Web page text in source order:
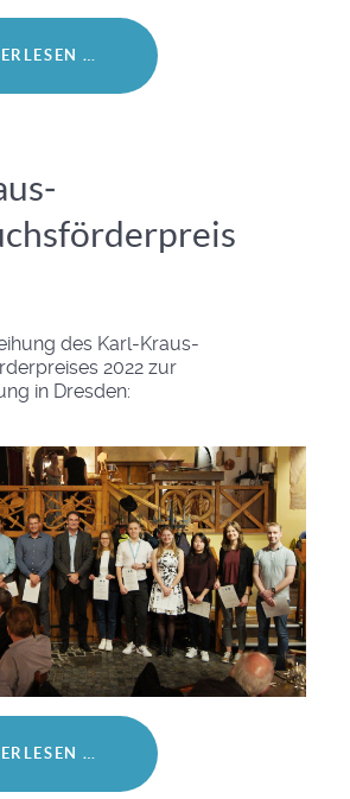
…
des Karl-Kraus-
2022 zur
in Dresden:
…